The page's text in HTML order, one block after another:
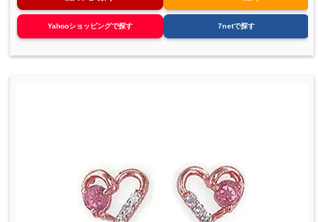
Yahooショッピングで探す 7netで探す